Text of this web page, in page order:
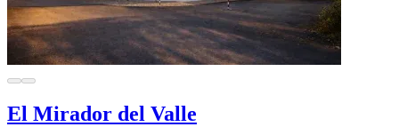
El Mirador del Valle